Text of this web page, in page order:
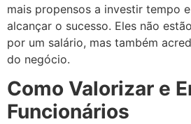
mais propensos a investir tempo
alcançar o sucesso. Eles não
por um salário, mas também
do negócio.
Como Valorizar e
Funcionários